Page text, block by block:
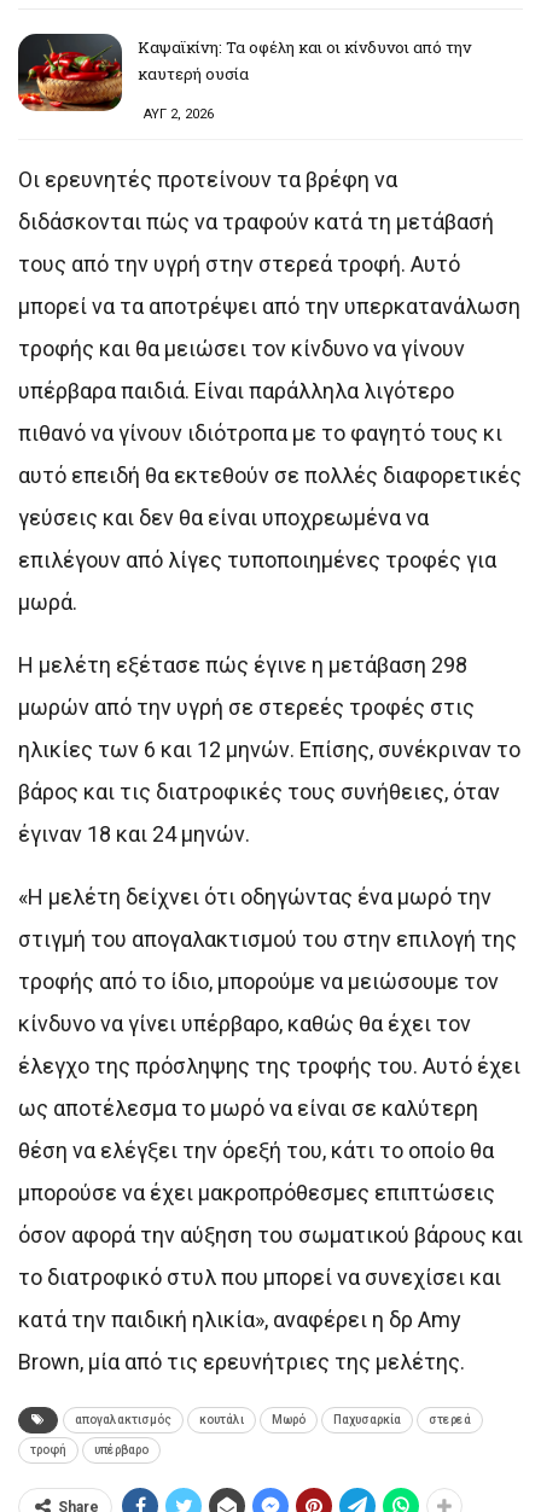
Καψαϊκίνη: Τα οφέλη και οι κίνδυνοι από την
καυτερή ουσία
ΑΥΓ 2, 2026
Οι ερευνητές προτείνουν τα βρέφη να
διδάσκονται πώς να τραφούν κατά τη μετάβασή
τους από την υγρή στην στερεά τροφή. Αυτό
μπορεί να τα αποτρέψει από την υπερκατανάλωση
τροφής και θα μειώσει τον κίνδυνο να γίνουν
υπέρβαρα παιδιά. Είναι παράλληλα λιγότερο
πιθανό να γίνουν ιδιότροπα με το φαγητό τους κι
αυτό επειδή θα εκτεθούν σε πολλές διαφορετικές
γεύσεις και δεν θα είναι υποχρεωμένα να
επιλέγουν από λίγες τυποποιημένες τροφές για
μωρά.
Η μελέτη εξέτασε πώς έγινε η μετάβαση 298
μωρών από την υγρή σε στερεές τροφές στις
ηλικίες των 6 και 12 μηνών. Επίσης, συνέκριναν το
βάρος και τις διατροφικές τους συνήθειες, όταν
έγιναν 18 και 24 μηνών.
«Η μελέτη δείχνει ότι οδηγώντας ένα μωρό την
στιγμή του απογαλακτισμού του στην επιλογή της
τροφής από το ίδιο, μπορούμε να μειώσουμε τον
κίνδυνο να γίνει υπέρβαρο, καθώς θα έχει τον
έλεγχο της πρόσληψης της τροφής του. Αυτό έχει
ως αποτέλεσμα το μωρό να είναι σε καλύτερη
θέση να ελέγξει την όρεξή του, κάτι το οποίο θα
μπορούσε να έχει μακροπρόθεσμες επιπτώσεις
όσον αφορά την αύξηση του σωματικού βάρους και
το διατροφικό στυλ που μπορεί να συνεχίσει και
κατά την παιδική ηλικία», αναφέρει η δρ Amy
Brown, μία από τις ερευνήτριες της μελέτης.
απογαλακτισμός κουτάλι Μωρό Παχυσαρκία στερεά
τροφή υπέρβαρο
Share